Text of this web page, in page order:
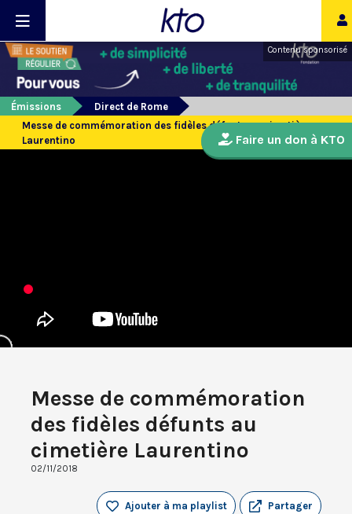
Contenu sponsorisé
Émissions
Direct de Rome
Messe de commémoration des fidèles défunts au cimetière
Laurentino
Messe de commémoration
des fidèles défunts au
cimetière Laurentino
02/11/2018
Partager
Ajouter à ma playlist
Faire un don à KTO